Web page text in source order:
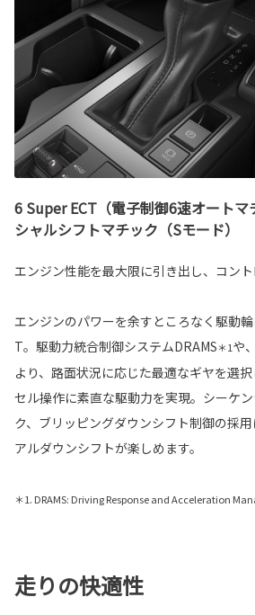
6 Super ECT（電子制御6速オート
シャルシフトマチック（Sモード）
エンジン性能を最大限に引き出し、コント
エンジンのパワーを余すところなく駆動
T。駆動力統合制御システムDRAMS＊1や
より、路面状況に応じた最適なギヤを選
セル操作に素直な駆動力を実現。シーケ
ク、ブリッピングダウンシフト制御の採
アルダウンシフトが楽しめます。
＊1. DRAMS: Driving Response and Acceleration
走りの快適性